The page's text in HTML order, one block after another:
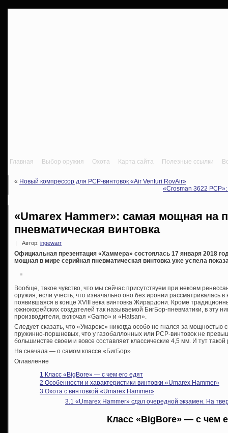
Главная Выбор оружия Охота Карта сайта Полезные ссылки
« Новый компрессор для PCP-винтовок «Air Venturi RovAir»
«Crosman 3622
«Umarex Hammer»: самая мощная на
пневматическая винтовка
| Автор: ingewarr
Официальная презентация «Хаммера» состоялась 17 января 2018
мощная в мире серийная пневматическая винтовка уже успела
Вообще, такое чувство, что мы сейчас присутствуем при некоем
оружия, если учесть, что изначально оно без иронии рассматривалась
появившаяся в конце XVIII века винтовка Жирардони. Кроме
южнокорейских создателей так называемой БигБор-пневматики, в эту
производители, включая «Gamo» и «Hatsan».
Следует сказать, что «Умарекс» никогда особо не гнался за
пружинно-поршневых, что у газобаллонных или PCP-винтовок не
большинстве своем и вовсе составляет классические 4,5 мм. И тут
На сначала — о самом классе «БигБор»
Оглавление
1 Класс «BigBore» — с чем его едят
2 Особенности и характеристики винтовки «Umarex Hammer»
3 Охота с винтовкой «Umarex Hammer»
3.1 «Umarex Hammer» сдал очередной экзамен. На
Класс «BigBore» — с чем